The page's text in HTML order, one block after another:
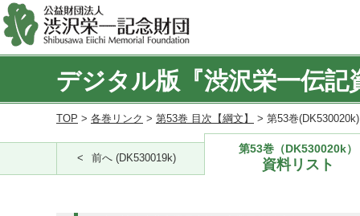
デジタル版『渋沢栄一伝記
TOP > 各巻リンク > 第53巻 目次【綱文】 > 第53巻
前へ (DK530019k)
第53巻（DK530020k）
資料リスト